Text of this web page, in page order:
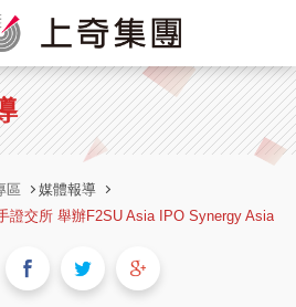
區
媒體報導
證交所 舉辦F2SU Asia IPO Synergy Asia